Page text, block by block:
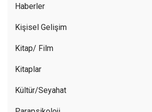
Haberler
Kişisel Gelişim
Kitap/ Film
Kitaplar
Kültür/Seyahat